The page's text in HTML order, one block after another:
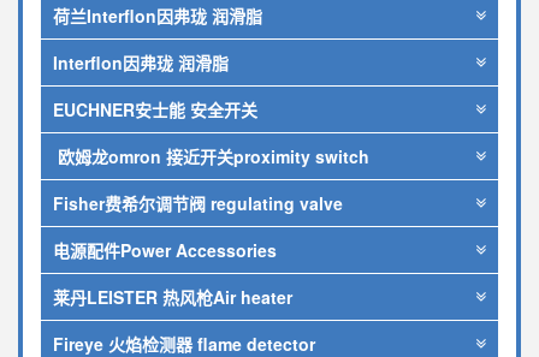
荷兰Interflon因弗珑 润滑脂
Interflon因弗珑 润滑脂
EUCHNER安士能 安全开关
欧姆龙omron 接近开关proximity switch
Fisher费希尔调节阀 regulating valve
电源配件Power Accessories
莱丹LEISTER 热风枪Air heater
Fireye 火焰检测器 flame detector